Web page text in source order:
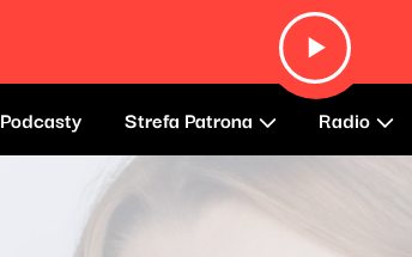
Podcasty Strefa Patrona Radio